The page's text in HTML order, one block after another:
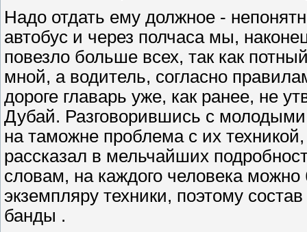
Надо отдать ему должное -
автобус и через полчаса мы,
повезло больше всех, так как
мной, а водитель, согласно
дороге главарь уже, как ранее, не
Дубай. Разговорившись с
на таможне проблема с их
рассказал в мельчайших
словам, на каждого человека
экземпляру техники, поэтому
банды .